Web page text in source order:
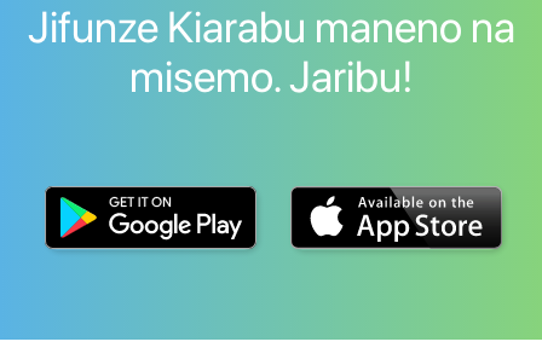
Jifunze Kiarabu maneno na
misemo. Jaribu!